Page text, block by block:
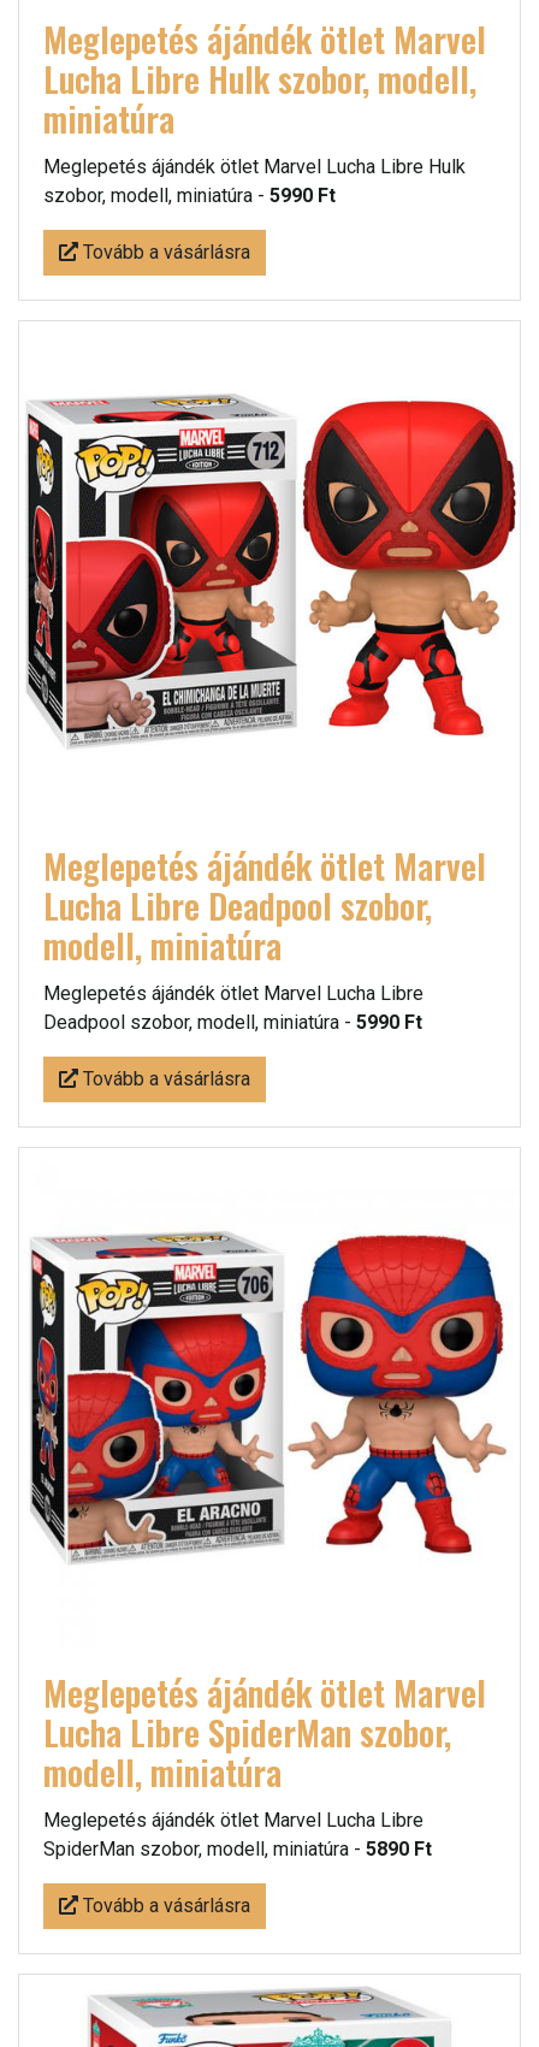
Meglepetés ájándék ötlet Marvel
Lucha Libre Hulk szobor, modell,
miniatúra
Meglepetés ájándék ötlet Marvel Lucha Libre Hulk
szobor, modell, miniatúra - 5990 Ft
Tovább a vásárlásra
Meglepetés ájándék ötlet Marvel
Lucha Libre Deadpool szobor,
modell, miniatúra
Meglepetés ájándék ötlet Marvel Lucha Libre
Deadpool szobor, modell, miniatúra - 5990 Ft
Tovább a vásárlásra
Meglepetés ájándék ötlet Marvel
Lucha Libre SpiderMan szobor,
modell, miniatúra
Meglepetés ájándék ötlet Marvel Lucha Libre
SpiderMan szobor, modell, miniatúra - 5890 Ft
Tovább a vásárlásra